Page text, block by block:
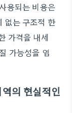
용되는 비용은
없는 구조적 한
가격을 내세
가능성을 염
의 현실적인